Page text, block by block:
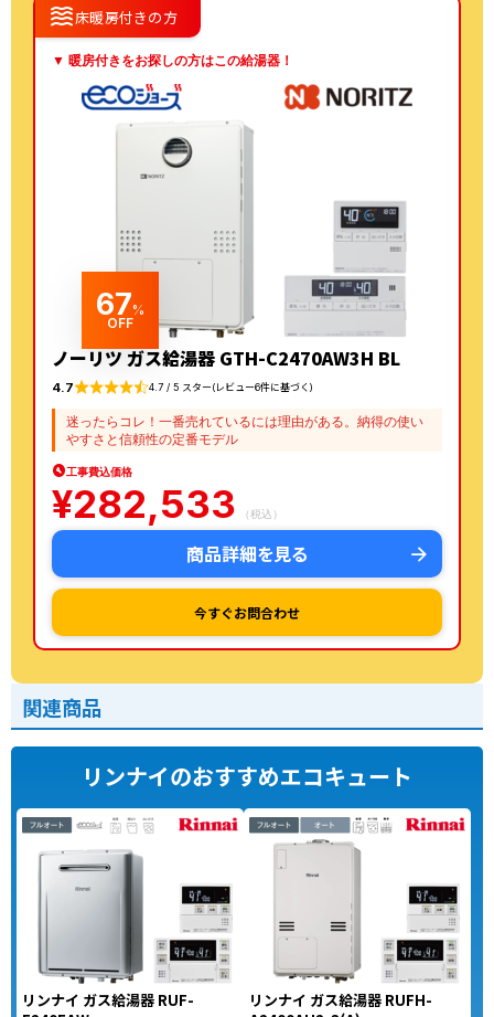
waves床暖房付きの方
▼ 暖房付きをお探しの方はこの給湯器！
67%
OFF
ノーリツ ガス給湯器 GTH-C2470AW3H BL
4.7 4.7 / 5 スター(レビュー6件に基づく)
迷ったらコレ！一番売れているには理由がある。納得の使い
やすさと信頼性の定番モデル
工事費込価格
¥282,533 （税込）
商品詳細を見る
今すぐお問合わせ
関連商品
リンナイのおすすめエコキュート
リンナイ ガス給湯器 RUF-
リンナイ ガス給湯器 RUFH-